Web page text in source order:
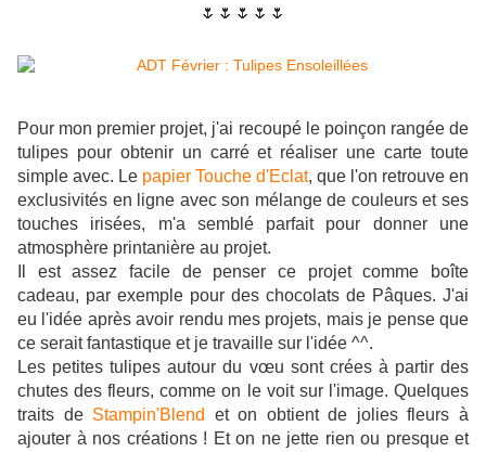
🌷🌷🌷🌷🌷
Pour mon premier projet, j'ai recoupé le poinçon rangée de
tulipes pour obtenir un carré et réaliser une carte toute
simple avec. Le papier Touche d'Eclat, que l'on retrouve en
exclusivités en ligne avec son mélange de couleurs et ses
touches irisées, m'a semblé parfait pour donner une
atmosphère printanière au projet.
Il est assez facile de penser ce projet comme boîte
cadeau, par exemple pour des chocolats de Pâques. J'ai
eu l'idée après avoir rendu mes projets, mais je pense que
ce serait fantastique et je travaille sur l'idée ^^.
Les petites tulipes autour du vœu sont crées à partir des
chutes des fleurs, comme on le voit sur l'image. Quelques
traits de Stampin'Blend
et on obtient de jolies fleurs à
ajouter à nos créations ! Et on ne jette rien ou presque et